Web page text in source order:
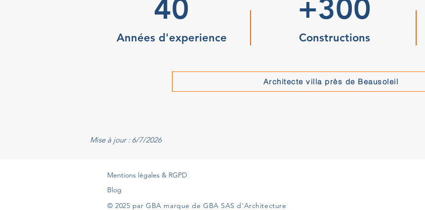
40
Années d'experience
+300
Constructions
Architecte villa près de Beausoleil
Mise à jour : 6/7/2026
Mentions légales & RGPD
Blog
© 2025 par GBA marque de GBA SAS d'Architecture